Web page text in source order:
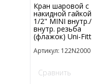
Кран шаровой с
накидной гайкой
1/2" MINI внутр./
внутр. резьба
(флажок) Uni-Fitt
Артикул: 122N2000
Сравнить